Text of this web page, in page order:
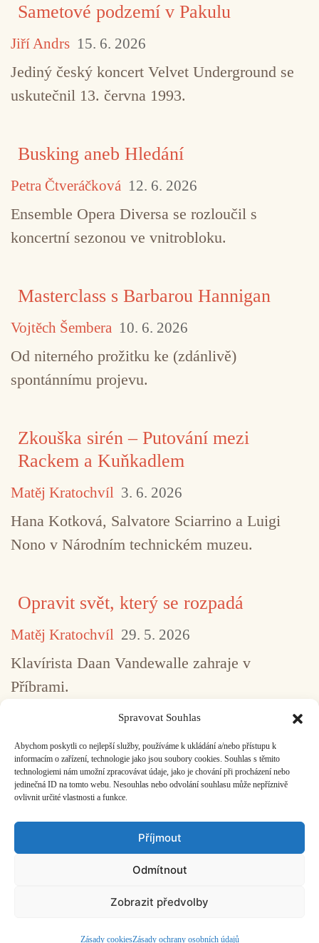
Spravovat Souhlas
Abychom poskytli co nejlepší služby, používáme k ukládání a/nebo přístupu k
informacím o zařízení, technologie jako jsou soubory cookies. Souhlas s těmito
technologiemi nám umožní zpracovávat údaje, jako je chování při procházení nebo
jedinečná ID na tomto webu. Nesouhlas nebo odvolání souhlasu může nepříznivě
ovlivnit určité vlastnosti a funkce.
Příjmout
Odmítnout
Zobrazit předvolby
Zásady cookiesZásady ochrany osobních údajů
TAGY Dionysios Tabakis Heat Crimes
Sametové podzemí v Pakulu
Jiří Andrs 15. 6. 2026
Jediný český koncert Velvet Underground se
uskutečnil 13. června 1993.
Busking aneb Hledání
Petra Čtveráčková 12. 6. 2026
Ensemble Opera Diversa se rozloučil s
koncertní sezonou ve vnitrobloku.
Masterclass s Barbarou Hannigan
Vojtěch Šembera 10. 6. 2026
Od niterného prožitku ke (zdánlivě)
spontánnímu projevu.
Zkouška sirén – Putování mezi
Rackem a Kuňkadlem
Matěj Kratochvíl 3. 6. 2026
Hana Kotková, Salvatore Sciarrino a Luigi
Nono v Národním technickém muzeu.
Opravit svět, který se rozpadá
Matěj Kratochvíl 29. 5. 2026
Klavírista Daan Vandewalle zahraje v
Příbrami.
1 2 3 4 5 ... 517
ČASOPIS O JINÉ HUDBĚ | vydává Hudební informační středisko
©2026 HISvoice – design a adminAtelier Dokument